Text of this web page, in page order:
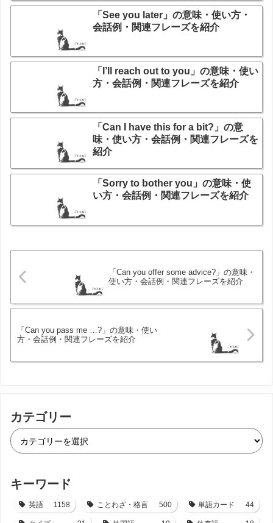
「See you later」の意味・使い方・
会話例・関連フレーズを紹介
「I’ll reach out to you」の意味・使い
方・会話例・関連フレーズを紹介
「Can I have this for a bit?」の意
味・使い方・会話例・関連フレーズを
紹介
「Sorry to bother you」の意味・使
い方・会話例・関連フレーズを紹介
「Can you offer some advice?」の意味・
使い方・会話例・関連フレーズを紹介
「Can you pass me …?」の意味・使い
方・会話例・関連フレーズを紹介
カテゴリー
キーワード
英語 1158 ことわざ・格言 500 単語カード 44